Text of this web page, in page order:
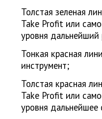
Толстая зеленая
Take Profit или
уровня дальнейший
Тонкая красная
инструмент;
Толстая красная
Take Profit или
уровня дальнейшее